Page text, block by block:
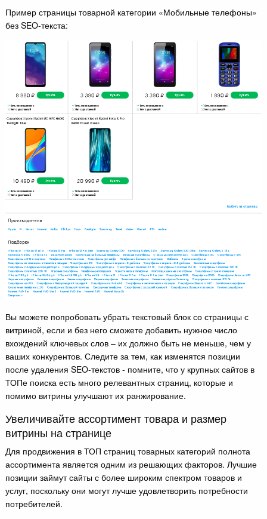
Пример страницы товарной категории «Мобильные телефоны»
без SEO-текста:
Вы можете попробовать убрать текстовый блок со страницы с
витриной, если и без него сможете добавить нужное число
вхождений ключевых слов – их должно быть не меньше, чем у
ваших конкурентов. Следите за тем, как изменятся позиции
после удаления SEO-текстов - помните, что у крупных сайтов в
ТОПе поиска есть много релевантных страниц, которые и
помимо витрины улучшают их ранжирование.
Увеличивайте ассортимент товара и размер
витрины на странице
Для продвижения в ТОП страниц товарных категорий полнота
ассортимента является одним из решающих факторов. Лучшие
позиции займут сайты с более широким спектром товаров и
услуг, поскольку они могут лучше удовлетворить потребности
потребителей.